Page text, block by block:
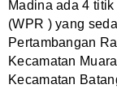
Madina ada 4
(WPR ) yang
Pertambangan
Kecamatan
Kecamatan